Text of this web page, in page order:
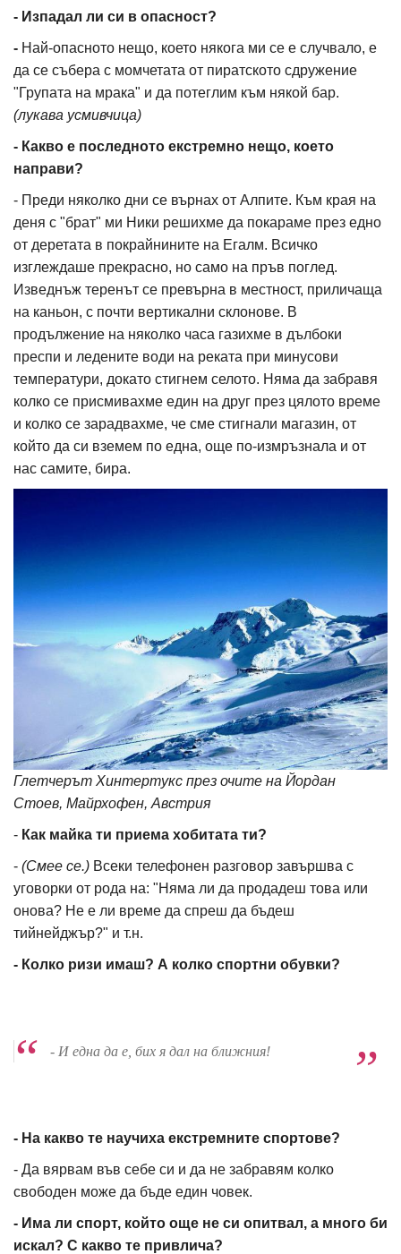
- Изпадал ли си в опасност?
- Най-опасното нещо, което някога ми се е случвало, е
да се събера с момчетата от пиратското сдружение
"Групата на мрака" и да потеглим към някой бар.
(лукава усмивчица)
- Какво е последното екстремно нещо, което
направи?
- Преди няколко дни се върнах от Алпите. Към края на
деня с "брат" ми Ники решихме да покараме през едно
от деретата в покрайнините на Егалм. Всичко
изглеждаше прекрасно, но само на пръв поглед.
Изведнъж теренът се превърна в местност, приличаща
на каньон, с почти вертикални склонове. В
продължение на няколко часа газихме в дълбоки
преспи и ледените води на реката при минусови
температури, докато стигнем селото. Няма да забравя
колко се присмивахме един на друг през цялото време
и колко се зарадвахме, че сме стигнали магазин, от
който да си вземем по една, още по-измръзнала и от
нас самите, бира.
Глетчерът Хинтертукс през очите на Йордан
Стоев, Майрхофен, Австрия
- Как майка ти приема хобитата ти?
- (Смее се.) Всеки телефонен разговор завършва с
уговорки от рода на: "Няма ли да продадеш това или
онова? Не е ли време да спреш да бъдеш
тийнейджър?" и т.н.
- Колко ризи имаш? А колко спортни обувки?
- И една да е, бих я дал на ближния!
- На какво те научиха екстремните спортове?
- Да вярвам във себе си и да не забравям колко
свободен може да бъде един човек.
- Има ли спорт, който още не си опитвал, а много би
искал? С какво те привлича?